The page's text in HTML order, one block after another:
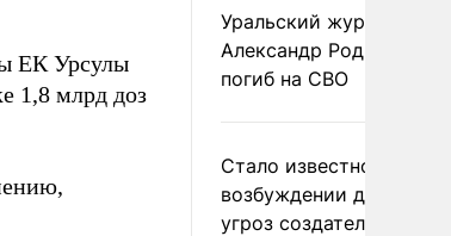
ЕК Урсулы
1,8 млрд доз
Уральский журналист
Александр Родионов
погиб на СВО
Стало известно о
возбуждении дела из-
угроз создателям